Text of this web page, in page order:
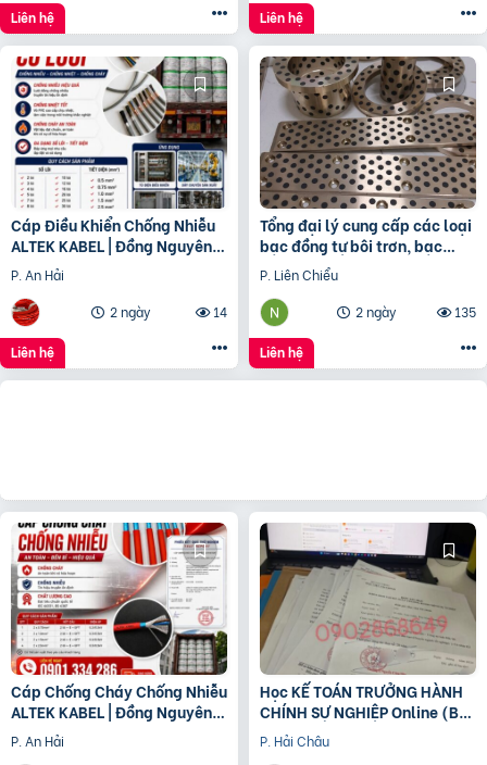
Liên hệ Liên hệ
Cáp Điều Khiển Chống Nhiễu
ALTEK KABEL | Đồng Nguyên
Chất 100%, Chất Lượng Cao
P. An Hải
2 ngày
14
Liên hệ
Tổng đại lý cung cấp các loại
bạc đồng tự bôi trơn, bạc
cầu, bạc Graphite
P. Liên Chiểu
2 ngày
135
Liên hệ
Cáp Chống Cháy Chống Nhiễu
ALTEK KABEL | Đồng Nguyên
Chất 100%, Đảm Bảo An Toàn
Công Trình
P. An Hải
Học KẾ TOÁN TRƯỞNG HÀNH
CHÍNH SỰ NGHIỆP Online (Bộ
tài chính) cấp chứng chỉ để
bổ nhiệm
P. Hải Châu